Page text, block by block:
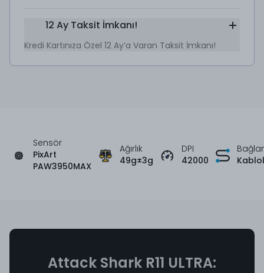
12 Ay Taksit İmkanı!
Kredi Kartınıza Özel 12 Ay’a Varan Taksit İmkanı!
Sensör
PixArt
PAW3950MAX
Ağırlık
49g±3g
DPI
42000
Attack Shark R11 ULTRA: